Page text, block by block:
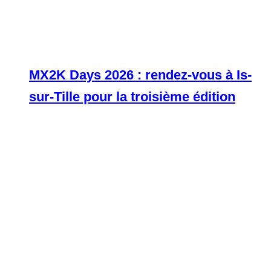
MX2K Days 2026 : rendez-vous à Is-
sur-Tille pour la troisième édition